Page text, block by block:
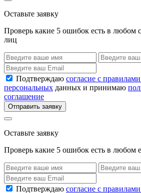
Оставьте заявку
Проверь какие 5 ошибок есть в любом
лиц
Подтверждаю согласие с
персональных данных и принимаю
соглашение
Отправить заявку
Оставьте заявку
Проверь какие 5 ошибок есть в любом
Подтверждаю согласие с